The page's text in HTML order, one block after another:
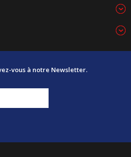
vous à notre Newsletter.